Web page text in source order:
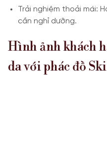
Trải nghiệm thoải mái:
cần nghỉ dưỡng.
Hình ảnh khách
da với phác đồ